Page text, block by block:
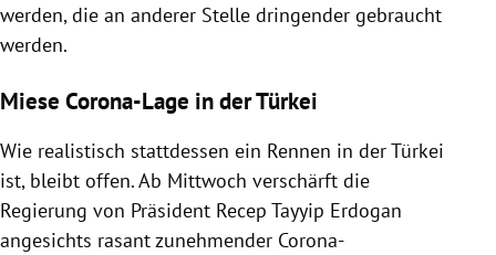
werden, die an anderer Stelle dringender gebraucht
werden.
Miese Corona-Lage in der Türkei
Wie realistisch stattdessen ein Rennen in der Türkei
ist, bleibt offen. Ab Mittwoch verschärft die
Regierung von Präsident Recep Tayyip Erdogan
angesichts rasant zunehmender Corona-